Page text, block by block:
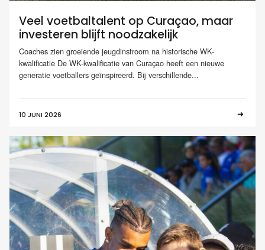
Veel voetbaltalent op Curaçao, maar
investeren blijft noodzakelijk
Coaches zien groeiende jeugdinstroom na historische WK-
kwalificatie De WK-kwalificatie van Curaçao heeft een nieuwe
generatie voetballers geïnspireerd. Bij verschillende...
10 JUNI 2026